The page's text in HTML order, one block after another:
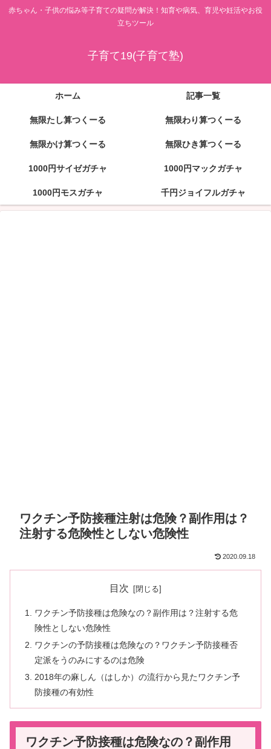
赤ちゃん・子供の悩み等子育ての疑問が解決！知育や病気、育児や妊活やお役
立ちツール
子育て19(子育て塾)
ホーム 記事一覧
無限たし算つくーる 無限わり算つくーる
無限かけ算つくーる 無限ひき算つくーる
1000円サイゼガチャ 1000円マックガチャ
1000円モスガチャ 千円ジョイフルガチャ
ワクチン予防接種注射は危険？副作用は？
注射する危険性としない危険性
2020.09.18
目次
ワクチン予防接種は危険なの？副作用は？注射する危
険性としない危険性
ワクチンの予防接種は危険なの？ワクチン予防接種否
定派をうのみにするのは危険
2018年の麻しん（はしか）の流行から見たワクチン予
防接種の有効性
ワクチン予防接種は危険なの？副作用